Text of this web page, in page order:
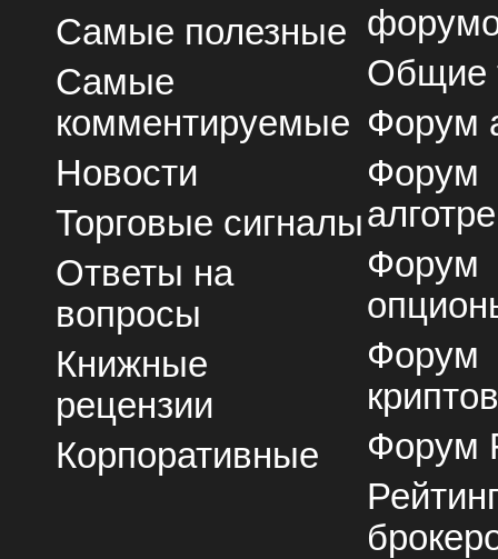
Самые полезные
Самые
комментируемые
Новости
Торговые сигналы
Ответы на
вопросы
Книжные
рецензии
Корпоративные
Общие
Форум
Форум
Форум
Форум
Форум